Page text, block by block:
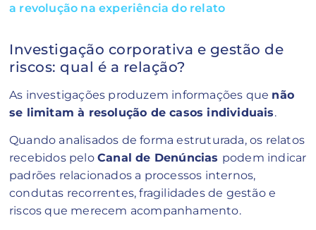
a revolução na experiência do relato
Investigação corporativa e gestão de
riscos: qual é a relação?
As investigações produzem informações que não
se limitam à resolução de casos individuais.
Quando analisados de forma estruturada, os relatos
recebidos pelo Canal de Denúncias podem indicar
padrões relacionados a processos internos,
condutas recorrentes, fragilidades de gestão e
riscos que merecem acompanhamento.